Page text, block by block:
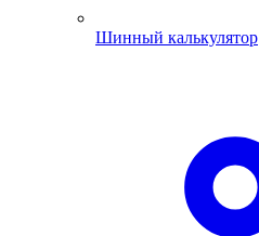
Шинный калькулятор